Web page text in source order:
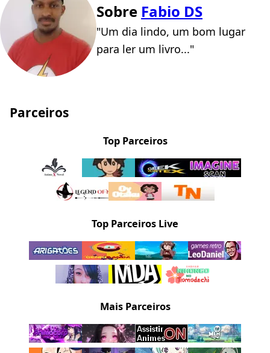
Sobre Fabio DS
"Um dia lindo, um bom lugar
para ler um livro..."
Parceiros
Top Parceiros
Top Parceiros Live
Mais Parceiros